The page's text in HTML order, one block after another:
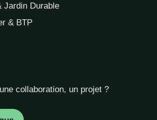
Jardin Durable
& BTP
collaboration, un projet ?